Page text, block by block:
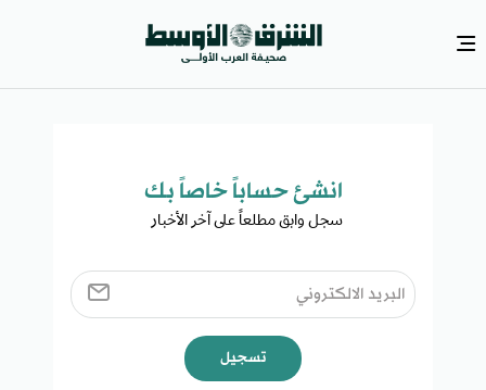
انشئ حساباً خاصاً بك​
سجل وابق مطلعاً على آخر الأخبار ​
تسجيل